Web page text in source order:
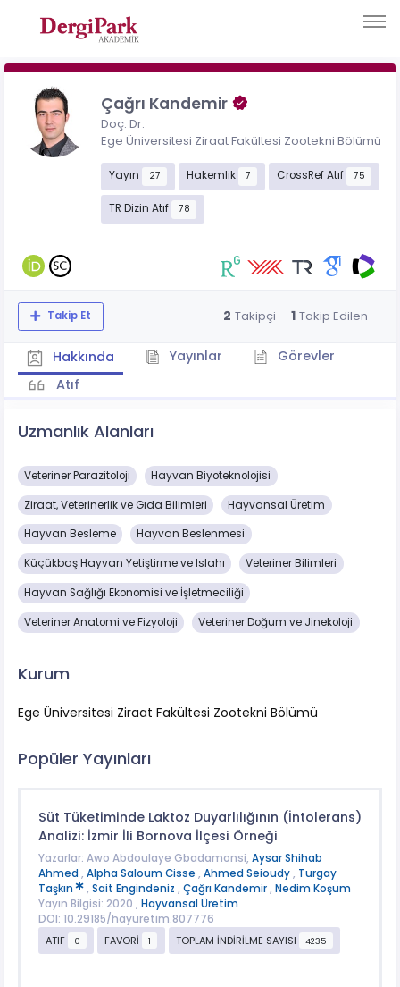
Çağrı Kandemir
Doç. Dr.
Ege Üniversitesi Ziraat Fakültesi Zootekni Bölümü
Yayın 27 Hakemlik 7 CrossRef Atıf 75
TR Dizin Atıf 78
Takip Et 2 Takipçi 1 Takip Edilen
Hakkında Yayınlar
Görevler
Atıf
Uzmanlık Alanları
Veteriner Parazitoloji Hayvan Biyoteknolojisi
Ziraat, Veterinerlik ve Gıda Bilimleri Hayvansal Üretim
Hayvan Besleme Hayvan Beslenmesi
Küçükbaş Hayvan Yetiştirme ve Islahı Veteriner Bilimleri
Hayvan Sağlığı Ekonomisi ve İşletmeciliği
Veteriner Anatomi ve Fizyoloji Veteriner Doğum ve Jinekoloji
Kurum
Ege Üniversitesi Ziraat Fakültesi Zootekni Bölümü
Popüler Yayınları
Süt Tüketiminde Laktoz Duyarlılığının (İntolerans)
Analizi: İzmir İli Bornova İlçesi Örneği
Yazarlar: Awo Abdoulaye Gbadamonsi, Aysar Shihab
Ahmed , Alpha Saloum Cisse , Ahmed Seioudy, Turgay
Taşkın
, Sait Engindeniz , Çağrı Kandemir, Nedim Koşum
Yayın Bilgisi: 2020 , Hayvansal Üretim
DOI: 10.29185/hayuretim.807776
ATIF
0 FAVORİ 1 TOPLAM İNDİRİLME SAYISI 4235